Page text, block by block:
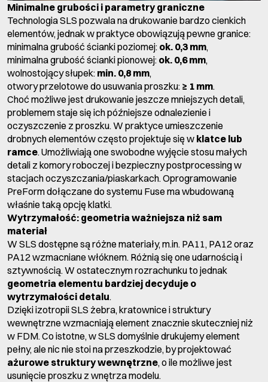
Minimalne grubości i parametry graniczne
Technologia SLS pozwala na drukowanie bardzo cienkich
elementów, jednak w praktyce obowiązują pewne granice:
minimalna grubość ścianki poziomej: ok. 0,3 mm,
minimalna grubość ścianki pionowej: ok. 0,6 mm,
wolnostojący słupek: min. 0,8 mm,
otwory przelotowe do usuwania proszku: ≥ 1 mm.
Choć możliwe jest drukowanie jeszcze mniejszych detali,
problemem staje się ich późniejsze odnalezienie i
oczyszczenie z proszku. W praktyce umieszczenie
drobnych elementów często projektuje się w klatce lub
ramce. Umożliwiają one swobodne wyjęcie stosu małych
detali z komory roboczej i bezpieczny postprocessing w
stacjach oczyszczania/piaskarkach. Oprogramowanie
PreForm dołączane do systemu Fuse ma wbudowaną
właśnie taką opcję klatki.
Wytrzymałość: geometria ważniejsza niż sam
materiał
W SLS dostępne są różne materiały, m.in. PA11, PA12 oraz
PA12 wzmacniane włóknem. Różnią się one udarnością i
sztywnością. W ostatecznym rozrachunku to jednak
geometria elementu bardziej decyduje o
wytrzymałości detalu.
Dzięki izotropii SLS żebra, kratownice i struktury
wewnętrzne wzmacniają element znacznie skuteczniej niż
w FDM. Co istotne, w SLS domyślnie drukujemy element
pełny, ale nic nie stoi na przeszkodzie, by projektować
ażurowe struktury wewnętrzne, o ile możliwe jest
usunięcie proszku z wnętrza modelu.